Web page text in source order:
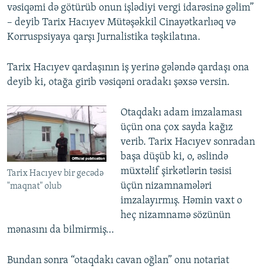
vəsiqəmi də götürüb onun işlədiyi vergi idarəsinə gəlim”
– deyib Tarix Hacıyev Mütəşəkkil Cinayətkarlıəq və
Korruspsiyaya qarşı Jurnalistika təşkilatına.
Tarix Hacıyev qardaşının iş yerinə gələndə qardaşı ona
deyib ki, otağa girib vəsiqəni oradakı şəxsə versin.
Tarix Hacıyev bir gecədə
"maqnat" olub
Otaqdakı adam imzalaması
üçün ona çox sayda kağız
verib. Tarix Hacıyev sonradan
başa düşüb ki, o, əslində
müxtəlif şirkətlərin təsisi
üçün nizamnamələri
imzalayırmış. Həmin vaxt o
heç nizamnamə sözünün
mənasını da bilmirmiş…
Bundan sonra “otaqdakı cavan oğlan” onu notariat